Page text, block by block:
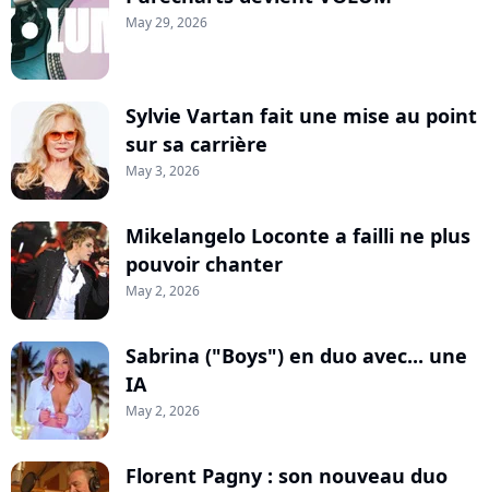
May 29, 2026
Sylvie Vartan fait une mise au point
sur sa carrière
May 3, 2026
Mikelangelo Loconte a failli ne plus
pouvoir chanter
May 2, 2026
Sabrina ("Boys") en duo avec... une
IA
May 2, 2026
Florent Pagny : son nouveau duo